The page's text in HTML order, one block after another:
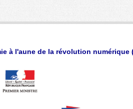
à l'aune de la révolution numérique